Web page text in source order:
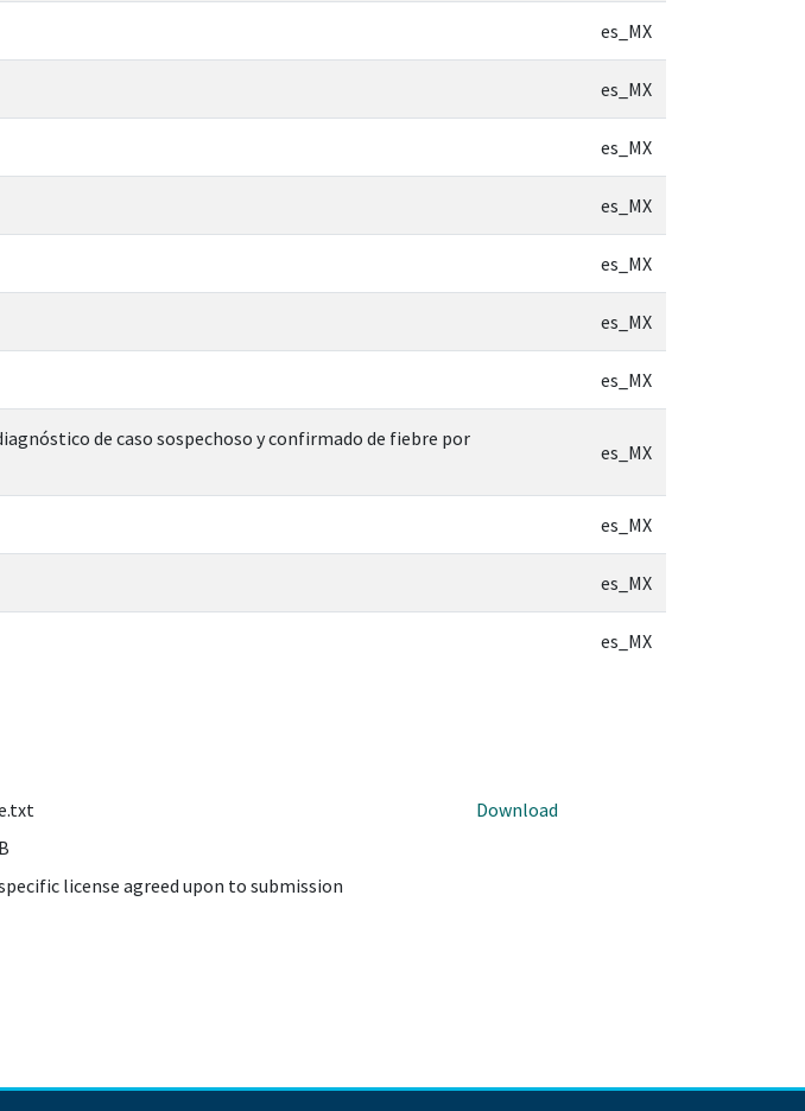
es_MX
es_MX
es_MX
es_MX
es_MX
es_MX
es_MX
de caso sospechoso y confirmado de fiebre por
es_MX
es_MX
es_MX
es_MX
license agreed upon to submission
Download